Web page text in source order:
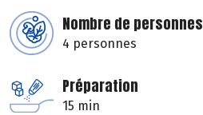
Nombre de personnes
4 personnes
Préparation
15 min